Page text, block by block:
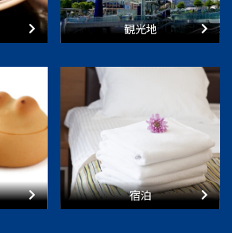
観光地
宿泊